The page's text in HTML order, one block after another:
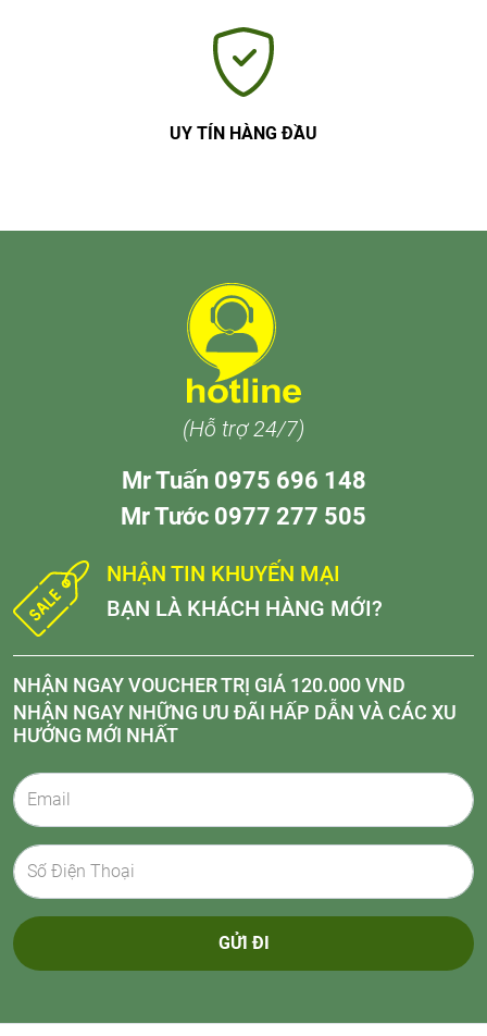
UY TÍN HÀNG ĐẦU
(Hỗ trợ 24/7)
Mr Tuấn 0975 696 148
Mr Tước 0977 277 505
NHẬN TIN KHUYẾN MẠI
BẠN LÀ KHÁCH HÀNG MỚI?
NHẬN NGAY VOUCHER TRỊ GIÁ 120.000 VND
NHẬN NGAY NHỮNG ƯU ĐÃI HẤP DẪN VÀ CÁC XU
HƯỚNG MỚI NHẤT
GỬI ĐI